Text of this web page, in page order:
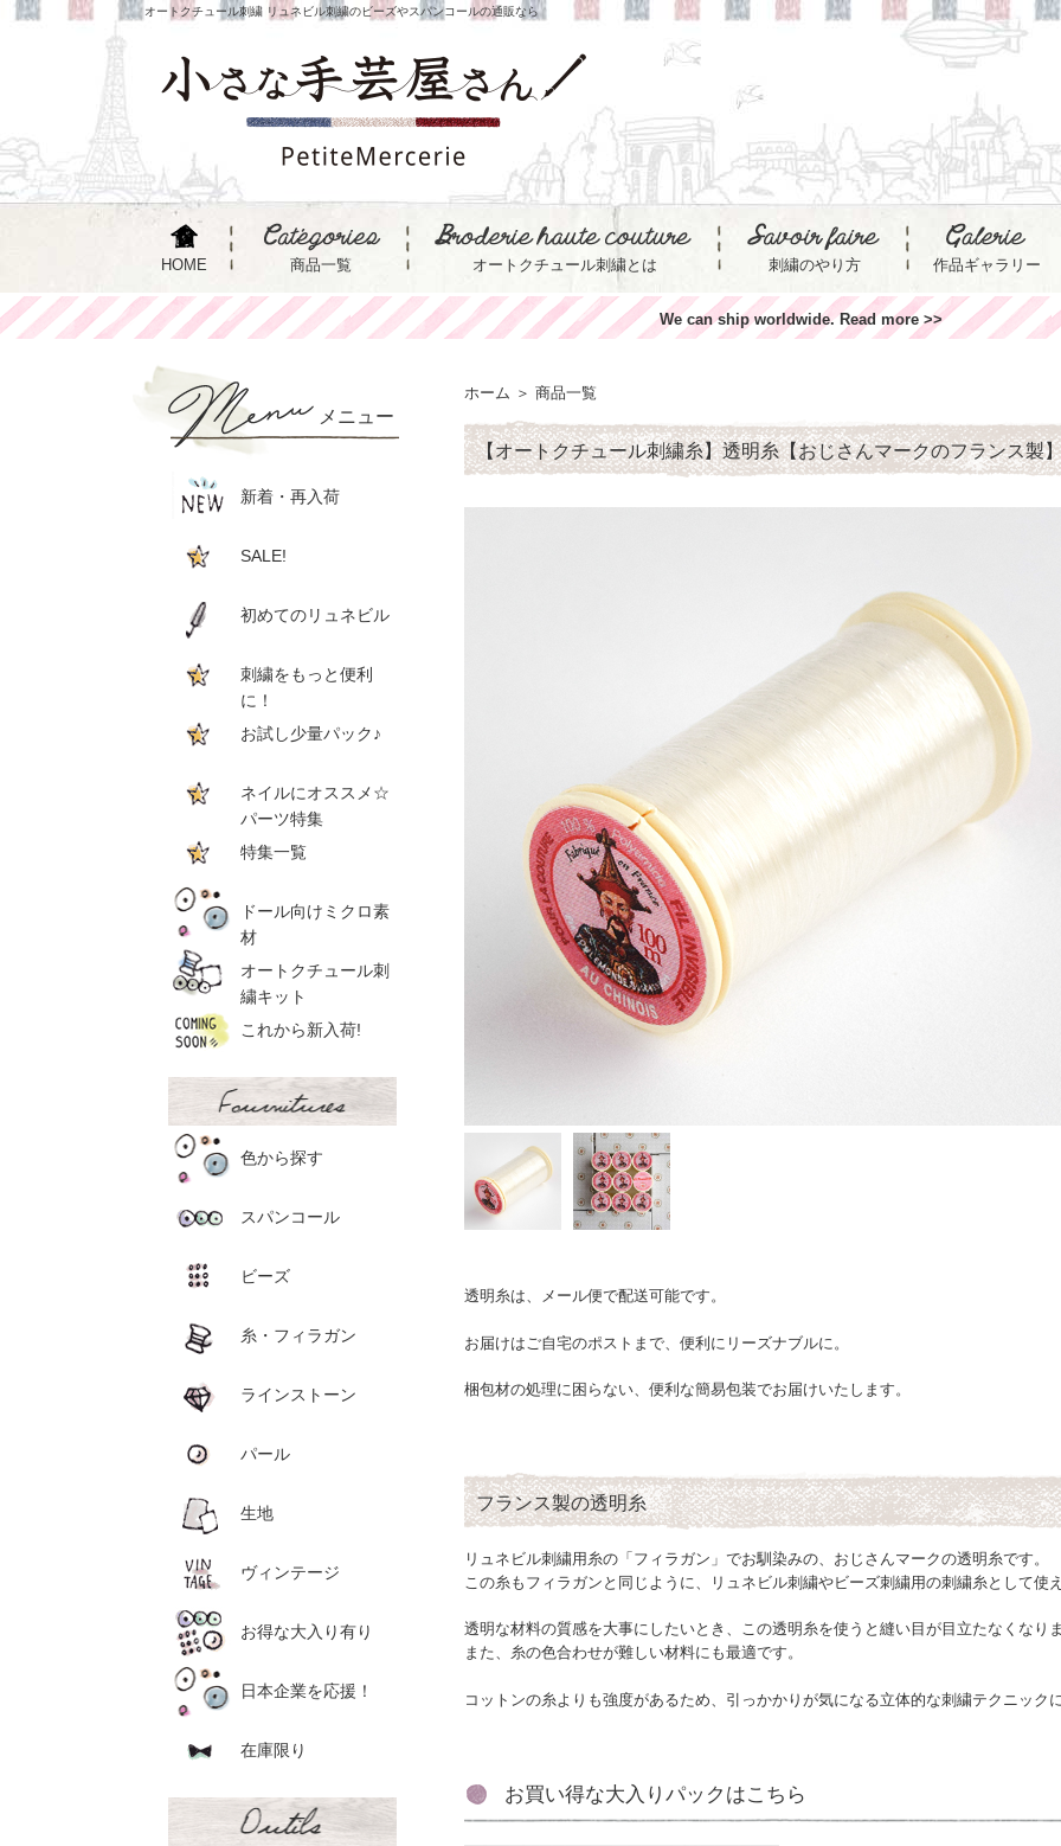
オートクチュール刺繍 リュネビル刺繍のビーズやスパンコールの通販なら
HOME 商品一覧 オートクチュール刺繍とは 刺繍のやり方 作品ギャラリー
We can ship worldwide. Read more >>
ホーム ＞ 商品一覧
【オートクチュール刺繍糸】透明糸【おじさんマークのフランス製
透明糸は、メール便で配送可能です。
お届けはご自宅のポストまで、便利にリーズナブルに。
梱包材の処理に困らない、便利な簡易包装でお届けいたします。
フランス製の透明糸
リュネビル刺繍用糸の「フィラガン」でお馴染みの、おじさんマークの透明糸です。
この糸もフィラガンと同じように、リュネビル刺繍やビーズ刺繍用の刺繍糸として使
透明な材料の質感を大事にしたいとき、この透明糸を使うと縫い目が目立たなくなり
また、糸の色合わせが難しい材料にも最適です。
コットンの糸よりも強度があるため、引っかかりが気になる立体的な刺繍テクニック
お買い得な大入りパックはこちら
メニュー
新着・再入荷
SALE!
初めてのリュネビル
刺繍をもっと便利
に！
お試し少量パック♪
ネイルにオススメ☆
パーツ特集
特集一覧
ドール向けミクロ素
材
オートクチュール刺
繍キット
これから新入荷!
色から探す
スパンコール
ビーズ
糸・フィラガン
ラインストーン
パール
生地
ヴィンテージ
お得な大入り有り
日本企業を応援！
在庫限り